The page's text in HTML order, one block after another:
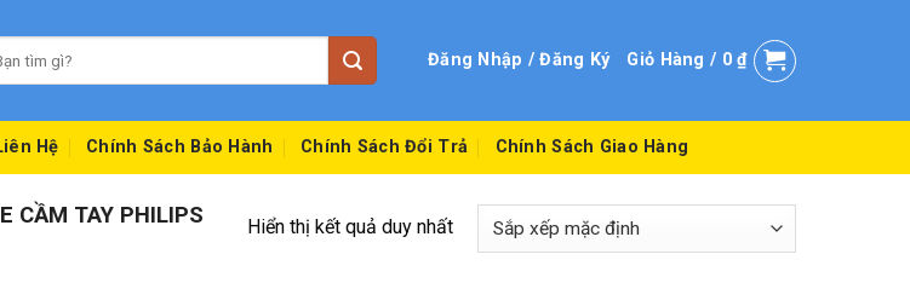
Đăng Nhập / Đăng Ký Giỏ Hàng / 0₫
Hệ Chính Sách Bảo Hành Chính Sách Đổi Trả Chính Sách Giao Hàng
CẦM TAY PHILIPS
Hiển thị kết quả duy nhất